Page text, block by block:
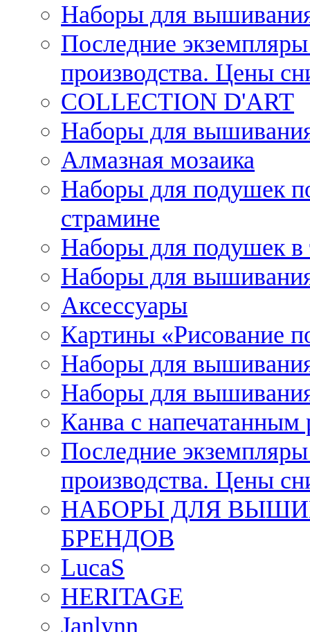
Наборы для
Последние
производства. Цены
COLLECTION D'ART
Наборы для
Алмазная мозаика
Наборы для подушек
страмине
Наборы для подушек в
Наборы для
Аксессуары
Картины «Рисование
Наборы для
Наборы для
Канва с напечатанным
Последние
производства. Цены
НАБОРЫ ДЛЯ
БРЕНДОВ
LucaS
HERITAGE
Janlynn